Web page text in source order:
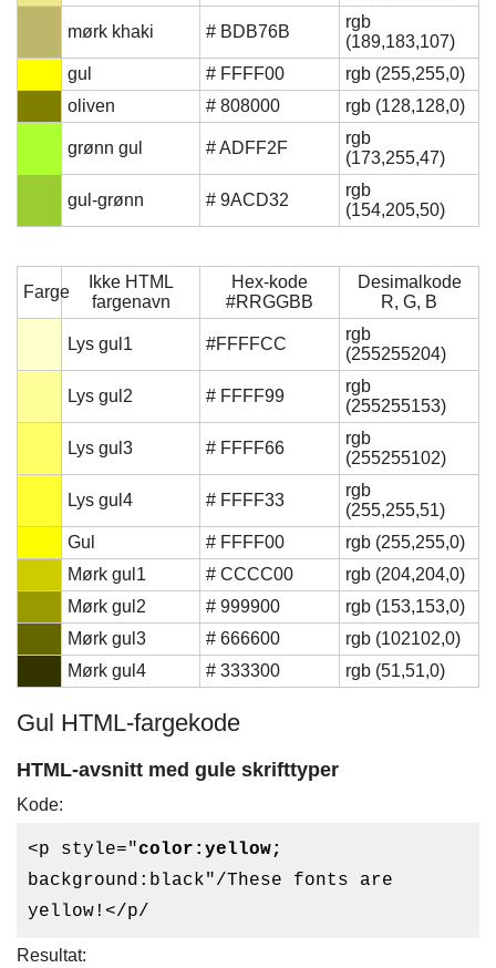
mørk khaki # BDB76B
rgb
(189,183,107)
gul
# FFFF00
rgb (255,255,0)
oliven
# 808000 rgb (128,128,0)
grønn gul # ADFF2F
rgb
(173,255,47)
gul-grønn # 9ACD32
rgb
(154,205,50)
Farge
Ikke HTML
fargenavn
Hex-kode
#RRGGBB
Desimalkode
R, G, B
Lys gul1 #FFFFCC
rgb
(255255204)
Lys gul2 # FFFF99
rgb
(255255153)
Lys gul3 # FFFF66
rgb
(255255102)
Lys gul4 # FFFF33
rgb
(255,255,51)
Gul
# FFFF00
rgb (255,255,0)
Mørk gul1
# CCCC00
rgb (204,204,0)
Mørk gul2
# 999900
rgb (153,153,0)
Mørk gul3
# 666600
rgb (102102,0)
Mørk gul4
# 333300 rgb (51,51,0)
Gul HTML-fargekode
HTML-avsnitt med gule skrifttyper
Kode:
<p style="color:yellow;
background:black"/These fonts are
yellow!</p/
Resultat: